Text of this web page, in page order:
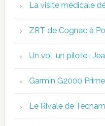
La visite médicale
ZRT de Cognac à
Un vol, un pilote :
Garmin G2000 Prime
Le Rivale de Tecnam